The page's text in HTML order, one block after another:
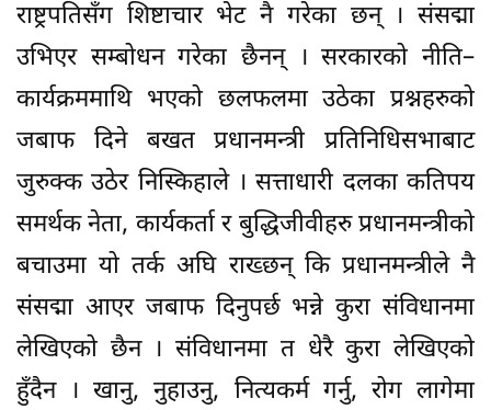
राष्ट्रपतिसँग शिष्टाचार भेट नै गरेका छन् । संसद्मा
उभिएर सम्बोधन गरेका छैनन् । सरकारको नीति–
कार्यक्रममाथि भएको छलफलमा उठेका प्रश्नहरुको
जबाफ दिने बखत प्रधानमन्त्री प्रतिनिधिसभाबाट
जुरुक्क उठेर निस्किहाले । सत्ताधारी दलका कतिपय
समर्थक नेता, कार्यकर्ता र बुद्धिजीवीहरु प्रधानमन्त्रीको
बचाउमा यो तर्क अघि राख्छन् कि प्रधानमन्त्रीले नै
संसद्मा आएर जबाफ दिनुपर्छ भन्ने कुरा संविधानमा
लेखिएको छैन । संविधानमा त धेरै कुरा लेखिएको
हुँदैन । खानु, नुहाउनु, नित्यकर्म गर्नु, रोग लागेमा